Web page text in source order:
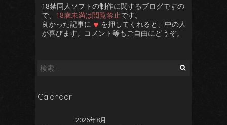
18禁同人ソフトの制作に関するブログですの
で、 18歳未満は閲覧禁止です。
良かった記事に ♥ を押してくれると、中の人
が喜びます。コメント等もご自由にどうぞ。
検
Calendar
2026年8月